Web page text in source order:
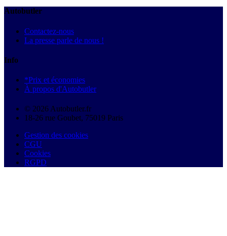
Autobutler
Contactez-nous
La presse parle de nous !
Info
*Prix et économies
À propos d'Autobutler
© 2026 Autobutler.fr
18-26 rue Goubet, 75019 Paris
Gestion des cookies
CGU
Cookies
RGPD